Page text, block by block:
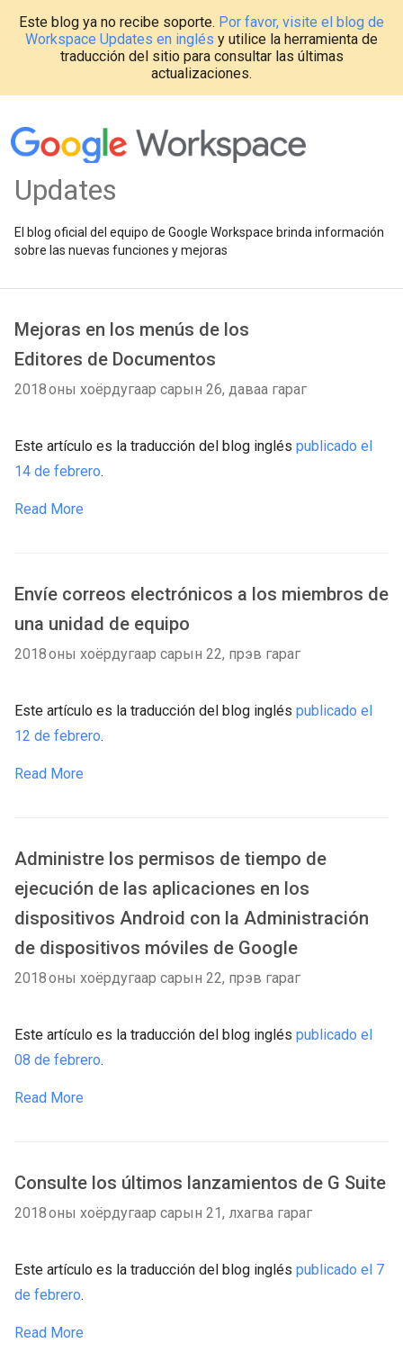
Este blog ya no recibe soporte. Por favor, visite el blog de
Workspace Updates en inglés y utilice la herramienta de
traducción del sitio para consultar las últimas
actualizaciones.
Updates
El blog oficial del equipo de Google Workspace brinda información
sobre las nuevas funciones y mejoras
Mejoras en los menús de los
Editores de Documentos
2018 оны хоёрдугаар сарын 26, даваа гараг
Este artículo es la traducción del blog inglés publicado el
14 de febrero.
Read More
Envíe correos electrónicos a los miembros de
una unidad de equipo
2018 оны хоёрдугаар сарын 22, пүрэв гараг
Este artículo es la traducción del blog inglés publicado el
12 de febrero.
Read More
Administre los permisos de tiempo de
ejecución de las aplicaciones en los
dispositivos Android con la Administración
de dispositivos móviles de Google
2018 оны хоёрдугаар сарын 22, пүрэв гараг
Este artículo es la traducción del blog inglés publicado el
08 de febrero.
Read More
Consulte los últimos lanzamientos de G Suite
2018 оны хоёрдугаар сарын 21, лхагва гараг
Este artículo es la traducción del blog inglés publicado el 7
de febrero.
Read More